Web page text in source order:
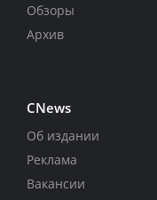
Обзоры
Архив
CNews
Об издании
Реклама
Вакансии